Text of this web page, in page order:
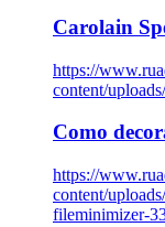
Carolain
https://
content/
Como
https://
content/
fileminimizer-